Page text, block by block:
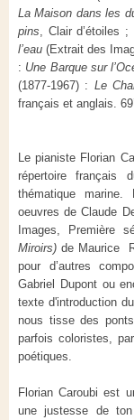
La Maison dans les
pins , Clair d’étoiles
l’eau (Extrait des
: Une Barque sur
(1877-1967) : Le
français et anglais.
Le pianiste Florian
répertoire
thématique
oeuvres de Claude
Images, Première
Miroirs) de Maurice
pour d’autres
Gabriel Dupont ou
texte d'introduction
nous tisse des
parfois coloristes,
poétiques.
Florian Caroubi est
une justesse de